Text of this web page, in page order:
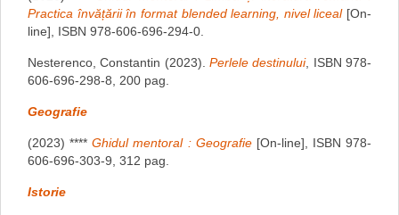
Practica învățării în format blended learning, nivel liceal [On-
line], ISBN 978-606-696-294-0.
Nesterenco, Constantin (2023). Perlele destinului, ISBN 978-
606-696-298-8, 200 pag.
Geografie
(2023) ****Ghidul mentoral : Geografie [On-line], ISBN 978-
606-696-303-9, 312 pag.
Istorie